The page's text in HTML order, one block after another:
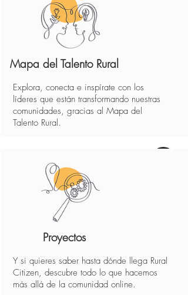
Mapa del Talento Rural
Explora, conecta e inspírate con los
líderes que están transformando nuestras
comunidades, gracias al Mapa del
Talento Rural.
Proyectos
Y si quieres saber hasta dónde llega Rural
Citizen, descubre todo lo que hacemos
más allá de la comunidad online.